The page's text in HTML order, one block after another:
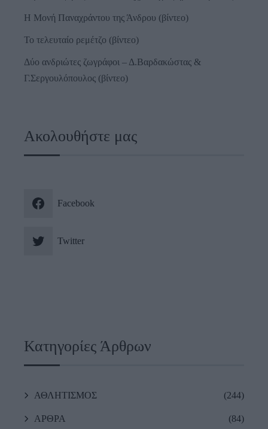
Η Μονή Παναχράντου της Άνδρου (βίντεο)
Το τελευταίο ρεμέτζο (βίντεο)
Δύο ανδριώτες ζωγράφοι – Δ.Βαρδακώστας &
Γ.Σεργουλόπουλος (βίντεο)
Ακολουθήστε μας
Facebook
Twitter
Κατηγορίες Άρθρων
ΑΘΛΗΤΙΣΜΟΣ (244)
ΑΡΘΡΑ (84)